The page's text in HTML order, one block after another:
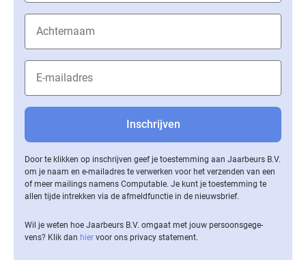
Door te klikken op inschrijven geef je toestemming aan Jaarbeurs B.V.
om je naam en e-mailadres te verwerken voor het verzenden van een
of meer mailings namens Computable. Je kunt je toestemming te
allen tijde intrekken via de af­meld­func­tie in de nieuwsbrief.
Wil je weten hoe Jaarbeurs B.V. omgaat met jouw per­soons­ge­ge­
vens? Klik dan hier voor ons privacy statement.